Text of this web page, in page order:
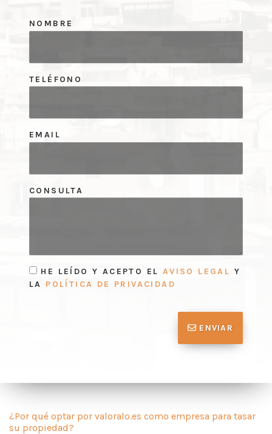
NOMBRE
TELÉFONO
EMAIL
CONSULTA
HE LEÍDO Y ACEPTO EL AVISO LEGAL Y
LA POLÍTICA DE PRIVACIDAD
ENVIAR
¿Por qué optar por valoralo.es como empresa para tasar
su propiedad?